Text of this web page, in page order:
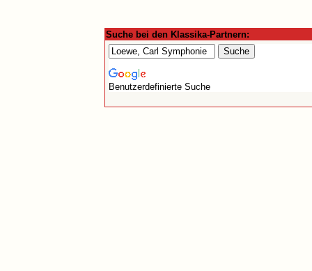
Suche bei den Klassika-Partnern:
Benutzerdefinierte Suche